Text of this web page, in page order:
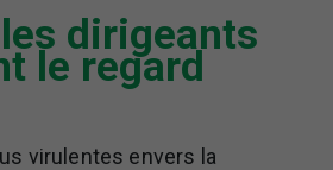
dirigeants
le regard
virulentes envers la